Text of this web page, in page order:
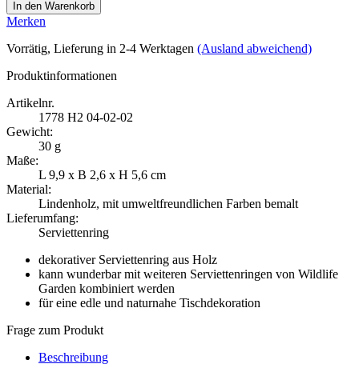
Merken
Vorrätig, Lieferung in 2-4 Werktagen (Ausland abweichend)
Produktinformationen
Artikelnr.
1778 H2 04-02-02
Gewicht:
30 g
Maße:
L 9,9 x B 2,6 x H 5,6 cm
Material:
Lindenholz, mit umweltfreundlichen Farben bemalt
Lieferumfang:
Serviettenring
dekorativer Serviettenring aus Holz
kann wunderbar mit weiteren Serviettenringen von Wildlife
Garden kombiniert werden
für eine edle und naturnahe Tischdekoration
Frage zum Produkt
Beschreibung